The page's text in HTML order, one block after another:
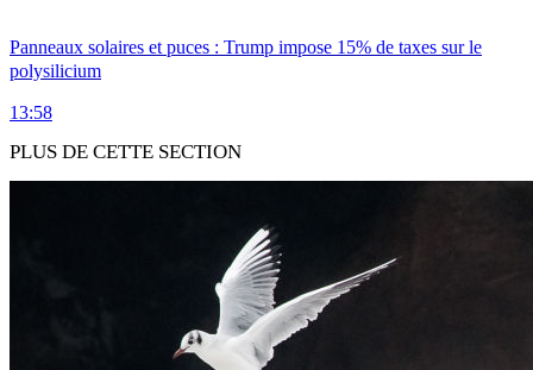
Panneaux solaires et puces : Trump impose 15% de taxes sur le
polysilicium
13:58
PLUS DE CETTE SECTION